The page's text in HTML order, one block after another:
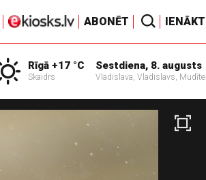
ABONĒT IENĀKT
Rīgā +17 °C
Skaidrs
Sestdiena, 8. augusts
Vladislava, Vladislavs, Mudīte